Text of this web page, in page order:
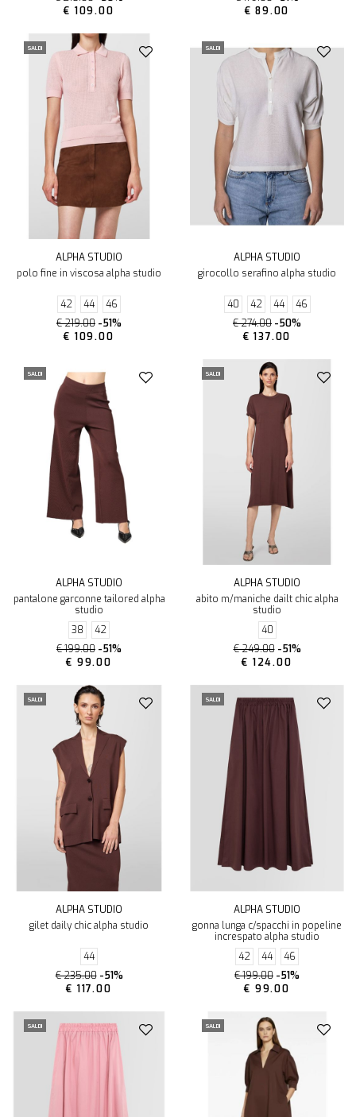
€ 109.00
€ 89.00
SALDI
ALPHA STUDIO
polo fine in viscosa alpha studio
42 44
46
€ 219.00 -51%
€ 109.00
SALDI
ALPHA STUDIO
girocollo serafino alpha studio
40 42 44
46
€ 274.00 -50%
€ 137.00
SALDI
ALPHA STUDIO
pantalone garconne tailored alpha
studio
38
42
€ 199.00 -51%
€ 99.00
SALDI
ALPHA STUDIO
abito m/maniche dailt chic alpha
studio
40
€ 249.00 -51%
€ 124.00
SALDI
ALPHA STUDIO
gilet daily chic alpha studio
44
€ 235.00 -51%
€ 117.00
SALDI
ALPHA STUDIO
gonna lunga c/spacchi in popeline
increspato alpha studio
42
44
46
€ 199.00 -51%
€ 99.00
SALDI SALDI